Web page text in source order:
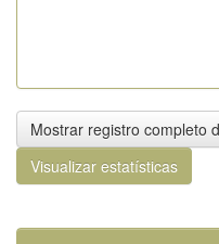
Mostrar registro completo
Visualizar estatísticas